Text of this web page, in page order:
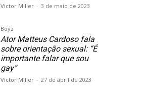
Victor Miller - 3 de maio de 2023
Boyz
Ator Matteus Cardoso fala
sobre orientação sexual: “É
importante falar que sou
gay”
Victor Miller - 27 de abril de 2023